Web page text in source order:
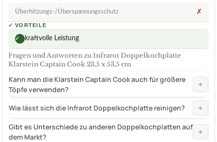
Überhitzungs-/Überspannungsschutz ✗
✓ VORTEILE
✓ kraftvolle Leistung
Fragen und Antworten zu Infrarot Doppelkochplatte
Klarstein Captain Cook 23,5 x 53,5 cm
Kann man die Klarstein Captain Cook auch für größere
Töpfe verwenden?
+
Wie lässt sich die Infrarot Doppelkochplatte reinigen? +
Gibt es Unterschiede zu anderen Doppelkochplatten auf
dem Markt?
+